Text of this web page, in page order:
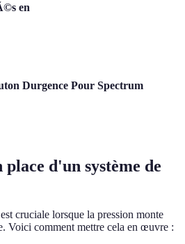
en
Durgence Pour Spectrum
d'un système de
cruciale lorsque la pression monte
Voici comment mettre cela en œuvre :